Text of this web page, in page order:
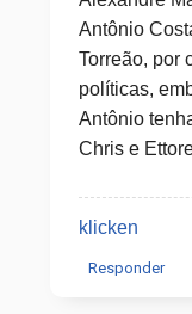
Antônio
Torreão, por
políticas,
Antônio
Chris e
klicken
Responder